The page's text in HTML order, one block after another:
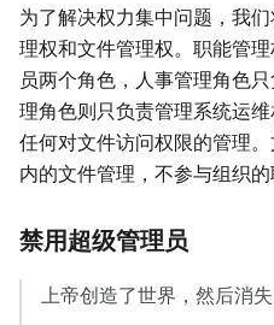
为了解决权力集中问题，我
理权和文件管理权。职能管
员两个角色，人事管理角色
理角色则只负责管理系统运
任何对文件访问权限的管理
内的文件管理，不参与组织的
禁用超级管理员
上帝创造了世界，然后消